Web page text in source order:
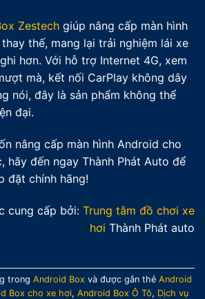
Zestech giúp nâng cấp màn hình
thế, mang lại trải nghiệm lái xe
hơn. Với hỗ trợ Internet 4G, xem
mà, kết nối CarPlay không dây
nói, đây là sản phẩm không thể
đại.
nâng cấp màn hình Android cho
hãy đến ngay Thành Phát Auto để
đặt chính hãng!
cung cấp bởi: Trung tâm đồ chơi xe
hơi Thành Phát auto
trong Android Boxvà được gắn thẻ Android
Box cho xe hơi, Android Box Ô Tô, Dịch vụ